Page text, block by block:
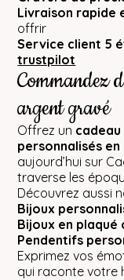
Livraison rapide
offrir
Service client 5
trustpilot
Commandez
argent gravé
Offrez un
personnalisés
aujourd’hui sur
traverse les
Découvrez aussi
Bijoux
Bijoux en plaqué
Pendentifs
Exprimez vos
qui raconte votre